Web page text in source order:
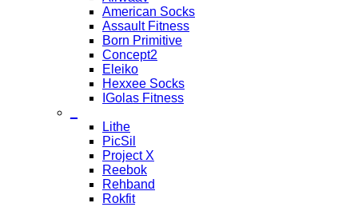
American Socks
Assault Fitness
Born Primitive
Concept2
Eleiko
Hexxee Socks
IGolas Fitness
Lithe
PicSil
Project X
Reebok
Rehband
Rokfit